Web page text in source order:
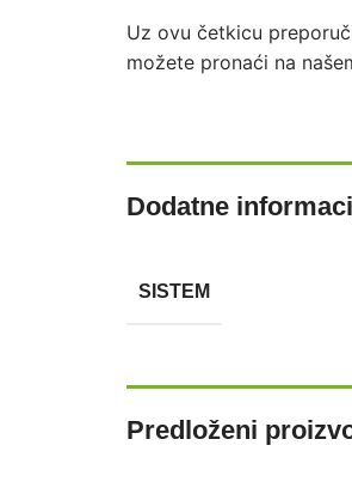
Uz ovu četkicu
možete pronaći na
Dodatne
SISTEM
Predloženi